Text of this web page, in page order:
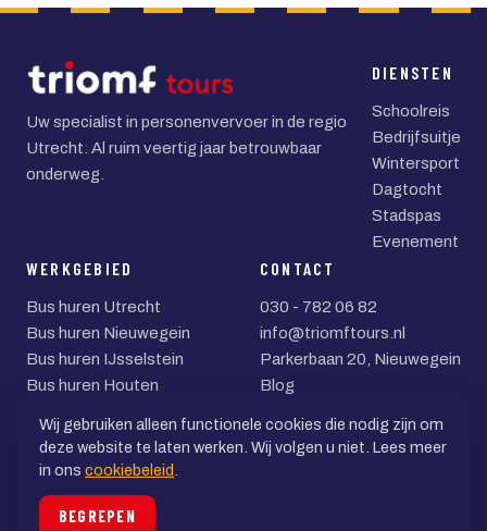
Uw specialist in personenvervoer in de regio
Utrecht. Al ruim veertig jaar betrouwbaar
onderweg.
DIENSTEN
Schoolreis
Bedrijfsuitje
Wintersport
Dagtocht
Stadspas
Evenement
WERKGEBIED
Bus huren Utrecht
Bus huren Nieuwegein
Bus huren IJsselstein
Bus huren Houten
Bus huren Woerden
CONTACT
030 - 782 06 82
info@triomftours.nl
Parkerbaan 20, Nieuwegein
Blog
© 2026 Triomf Tours BV
Wij gebruiken alleen functionele cookies die nodig zijn om
deze website te laten werken. Wij volgen u niet. Lees meer
in ons cookiebeleid
BEGREPEN